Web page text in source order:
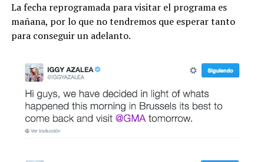
La fecha reprogramada para visitar el programa es
mañana, por lo que no tendremos que esperar tanto
para conseguir un adelanto.